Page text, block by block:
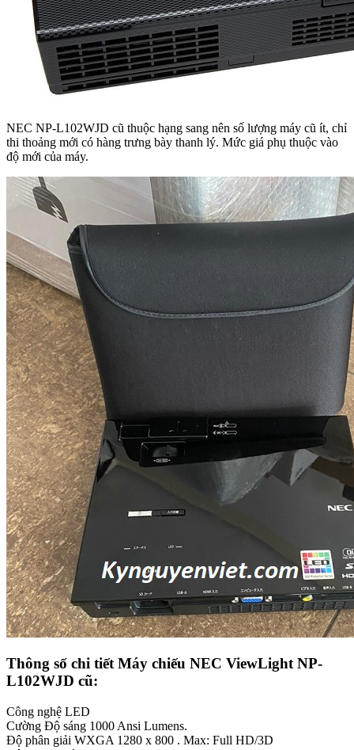
NEC NP-L102WJD cũ thuộc hạng sang nên số lượng máy cũ ít, chỉ
thi thoảng mới có hàng trưng bày thanh lý. Mức giá phụ thuộc vào
độ mới của máy.
Thông số chi tiết Máy chiếu NEC ViewLight NP-
L102WJD cũ:
Công nghệ LED
Cường Độ sáng 1000 Ansi Lumens.
Độ phân giải WXGA 1280 x 800 . Max: Full HD/3D